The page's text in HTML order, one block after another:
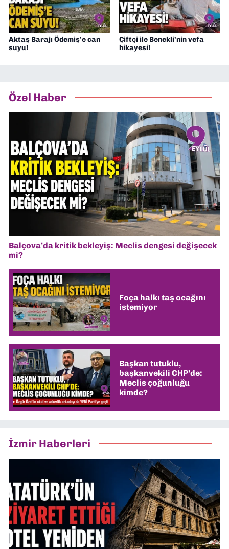
Aktaş Barajı Ödemiş’e can
suyu!
Çiftçi ile Benekli’nin vefa
hikayesi!
Özel Haber
Balçova’da kritik bekleyiş: Meclis dengesi değişecek
mi?
Foça halkı taş ocağını
istemiyor
Başkan tutuklu,
başkanvekili CHP’de:
Meclis çoğunluğu
kimde?
İzmir Haberleri